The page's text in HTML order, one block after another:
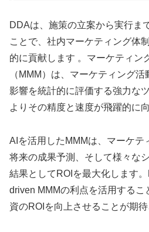
DDAは、施策の立案から実行ま
ことで、社内マーケティング体
的に貢献します 。マーケティン
（MMM）は、マーケティング
影響を統計的に評価する強力な
よりその精度と速度が飛躍的に
AIを活用したMMMは、マーケテ
将来の成果予測、そして様々な
結果としてROIを最大化します
driven MMMの利点を活用するこ
資のROIを向上させることが期待